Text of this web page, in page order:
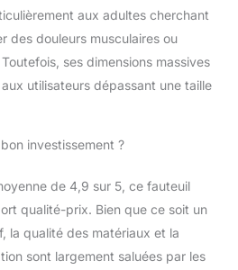
thermostatique
lombaire directement
aux muscles profonds
pour profiter de l'effet
d'un massage relaxant
massage Zero Gravity
points de charge du
corps pour simuler
d'apesanteur dans la
pièce et réduire la
aux adultes cherchant
des douleurs musculaires ou
ses dimensions massives
utilisateurs dépassant une taille
investissement ?
de 4,9 sur 5, ce fauteuil
qualité-prix. Bien que ce soit un
la qualité des matériaux et la
sont largement saluées par les